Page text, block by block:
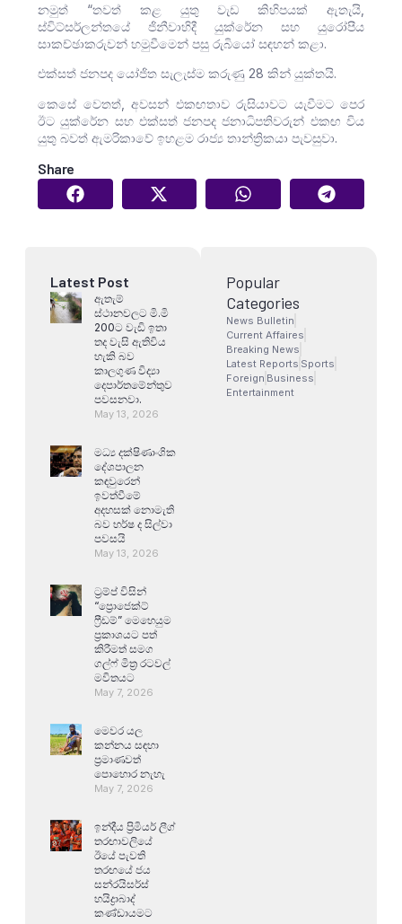
නමුත් “තවත් කළ යුතු වැඩ කිහිපයක් ඇතැයි,
ස්විට්සර්ලන්තයේ ජිනීවාහිදී යුක්රේන සහ යුරෝපීය
සාකච්ඡාකරුවන් හමුවීමෙන් පසු රුබියෝ සඳහන් කළා.
එක්සත් ජනපද යෝජිත සැලැස්ම කරුණු 28 කින් යුක්තයි.
කෙසේ වෙතත්, අවසන් එකඟතාව රුසියාවට යැවීමට පෙර
ඊට යුක්රේන සහ එක්සත් ජනපද ජනාධිපතිවරුන් එකඟ විය
යුතු බවත් ඇමරිකාවේ ඉහළම රාජ්‍ය තාන්ත්‍රිකයා පැවසුවා.
Share
Latest Post
ඇතැම්
ස්ථානවලට මි.මි
200ට වැඩි ඉතා
තද වැසි ඇතිවිය
හැකි බව
කාලගුණ විද්‍යා
දෙපාර්තමේන්තුව
පවසනවා.
May 13, 2026
මධ්‍ය දක්ෂිණාංශික
දේශපාලන
කඳවුරෙන්
ඉවත්වීමේ
අදහසක් නොමැති
බව හර්ෂ ද සිල්වා
පවසයි
May 13, 2026
ට්‍රම්ප් විසින්
“ප්‍රොජෙක්ට්
ෆ්‍රීඩම්” මෙහෙයුම
ප්‍රකාශයට පත්
කිරීමත් සමග
ගල්ෆ් මිත්‍ර රටවල්
මවිතයට
May 7, 2026
මෙවර යල
කන්නය සඳහා
ප්‍රමාණවත්
පොහොර නැහැ
May 7, 2026
ඉන්දීය ප්‍රිමියර් ලීග්
තරඟාවලියේ
ඊයේ පැවති
තරඟයේ ජය
සන්රයිසර්ස්
හයිද්‍රාබාද්
කණ්ඩායමට
Popular
Categories
News Bulletin
Current Affaires
Breaking News
Latest Reports Sports
Foreign Business
Entertainment